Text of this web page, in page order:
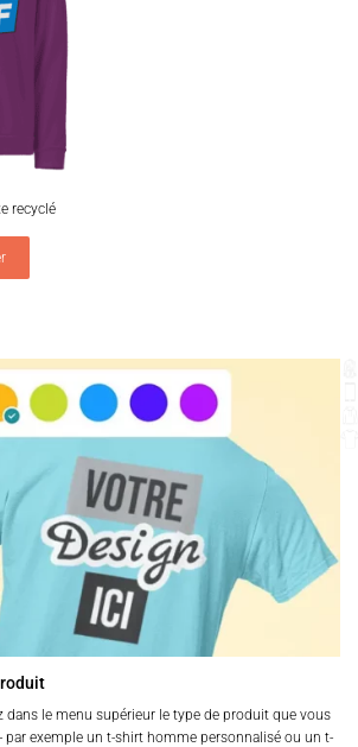
recyclé
dans le menu supérieur le type de produit que vous
par exemple un t-shirt homme personnalisé ou un t-